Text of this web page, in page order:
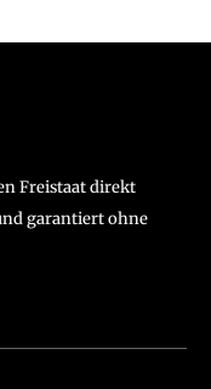
Freistaat direkt
garantiert ohne